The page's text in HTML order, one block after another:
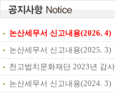
논산세무서 신고내용(2026. 4)
논산세무서 신고내용(2025. 3)
천고법치문화재단 2023년 감
논산세무서 신고내용(2024. 3)